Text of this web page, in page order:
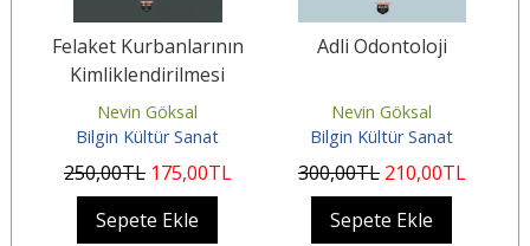
Felaket Kurbanlarının
Kimliklendirilmesi
Nevin Göksal
Bilgin Kültür Sanat
250,00TL 175,00TL
Sepete Ekle
Adli Odontoloji
Nevin Göksal
Bilgin Kültür Sanat
300,00TL 210,00TL
Sepete Ekle